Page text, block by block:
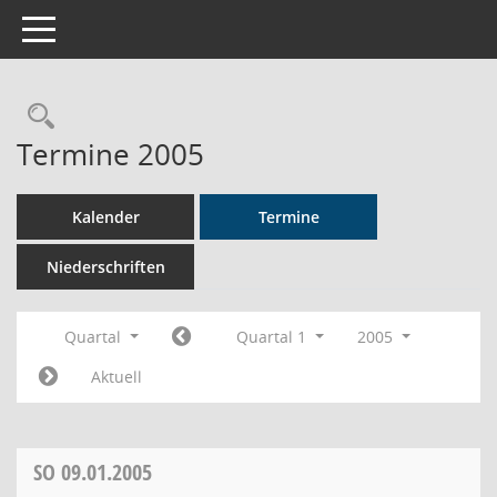
Toggle navigation
Rechercheauswahl
Termine 2005
Kalender Termine
Niederschriften
Quartal Quartal 1
2005
Aktuell
SO 09.01.2005